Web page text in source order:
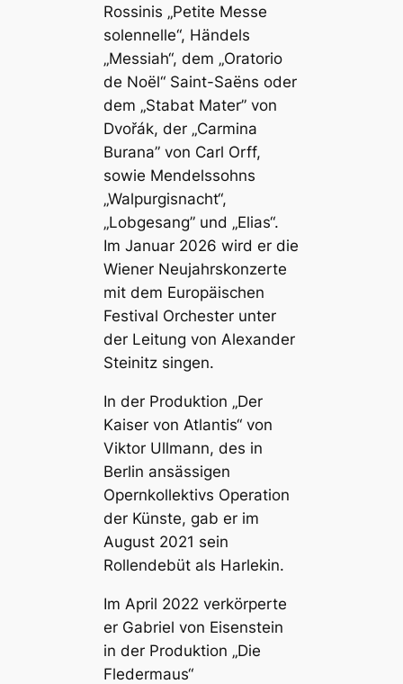
Rossinis „Petite Messe
solennelle“, Händels
„Messiah“, dem „Oratorio
de Noël“ Saint-Saëns oder
dem „Stabat Mater” von
Dvořák, der „Carmina
Burana” von Carl Orff,
sowie Mendelssohns
„Walpurgisnacht“,
„Lobgesang” und „Elias“.
Im Januar 2026 wird er die
Wiener Neujahrskonzerte
mit dem Europäischen
Festival Orchester unter
der Leitung von Alexander
Steinitz singen.
In der Produktion „Der
Kaiser von Atlantis“ von
Viktor Ullmann, des in
Berlin ansässigen
Opernkollektivs Operation
der Künste, gab er im
August 2021 sein
Rollendebüt als Harlekin.
Im April 2022 verkörperte
er Gabriel von Eisenstein
in der Produktion „Die
Fledermaus“